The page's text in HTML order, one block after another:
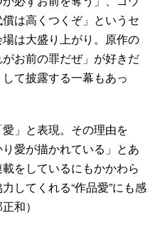
は高くつくぞ」というセ
は大盛り上がり。原作の
お前の罪だぜ」が好きだ
て披露する一幕もあっ
」と表現。その理由を
愛が描かれている」とあ
をしているにもかかわら
してくれる“作品愛”にも感
和）